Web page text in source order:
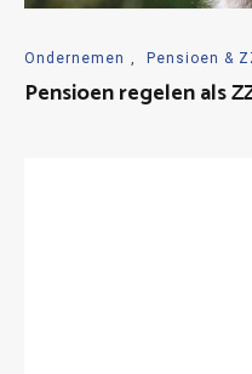
Ondernemen Pensioen &
Pensioen regelen als